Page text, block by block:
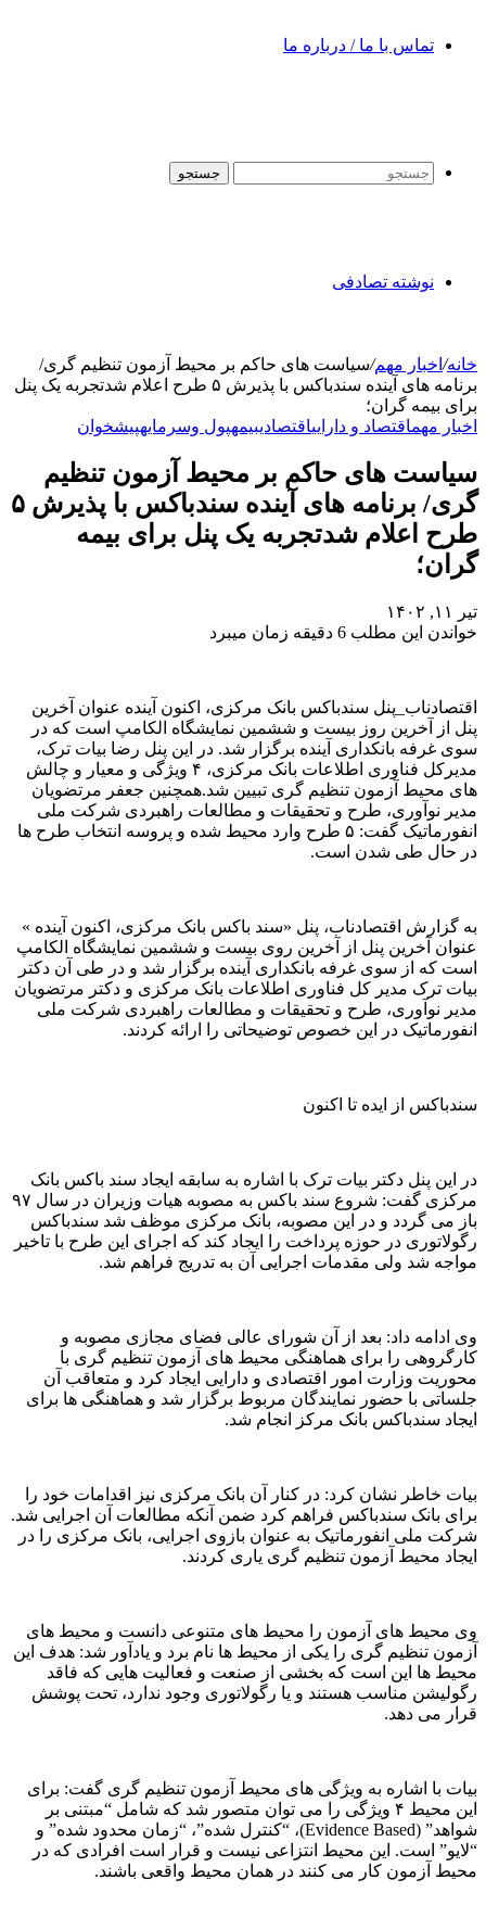
تماس با ما / درباره ما
جستجو
نوشته تصادفی
خانه/ اخبار مهم/سیاست های حاکم بر محیط آزمون تنظیم گری/
برنامه های آینده سندباکس با پذیرش ۵ طرح اعلام شدتجربه یک پنل
برای بیمه گران؛
اخبار مهماقتصاد و داراییاقتصادیبیمهپول وسرمایهپیشخوان
سیاست های حاکم بر محیط آزمون تنظیم
گری/ برنامه های آینده سندباکس با پذیرش ۵
طرح اعلام شدتجربه یک پنل برای بیمه
گران؛
تیر ۱۱, ۱۴۰۲
خواندن این مطلب 6 دقیقه زمان میبرد
اقتصادناب_پنل سندباکس بانک مرکزی، اکنون آینده عنوان آخرین
پنل از آخرین روز بیست و ششمین نمایشگاه الکامپ است که در
سوی غرفه بانکداری آینده برگزار شد. در این پنل رضا بیات ترک،
مدیرکل فناوری اطلاعات بانک مرکزی، ۴ ویژگی و معیار و چالش
های محیط آزمون تنظیم گری تبیین شد.همچنین جعفر مرتضویان
مدیر نوآوری، طرح و تحقیقات و مطالعات راهبردی شرکت ملی
انفورماتیک گفت: ۵ طرح وارد محیط شده و پروسه انتخاب طرح ها
در حال طی شدن است.
به گزارش اقتصادناب، پنل «سند باکس بانک مرکزی، اکنون آینده »
عنوان آخرین پنل از آخرین روی بیست و ششمین نمایشگاه الکامپ
است که از سوی غرفه بانکداری آینده برگزار شد و در طی آن دکتر
بیات ترک مدیر کل فناوری اطلاعات بانک مرکزی و دکتر مرتضویان
مدیر نوآوری، طرح و تحقیقات و مطالعات راهبردی شرکت ملی
انفورماتیک در این خصوص توضیحاتی را ارائه کردند.
سندباکس از ایده تا اکنون
در این پنل دکتر بیات ترک با اشاره به سابقه ایجاد سند باکس بانک
مرکزی گفت: شروع سند باکس به مصوبه هیات وزیران در سال ۹۷
باز می گردد و در این مصوبه، بانک مرکزی موظف شد سندباکس
رگولاتوری در حوزه پرداخت را ایجاد کند که اجرای این طرح با تاخیر
مواجه شد ولی مقدمات اجرایی آن به تدریج فراهم شد.
وی ادامه داد: بعد از آن شورای عالی فضای مجازی مصوبه و
کارگروهی را برای هماهنگی محیط های آزمون تنظیم گری با
محوریت وزارت امور اقتصادی و دارایی ایجاد کرد و متعاقب آن
جلساتی با حضور نمایندگان مربوط برگزار شد و هماهنگی ها برای
ایجاد سندباکس بانک مرکز انجام شد.
بیات خاطر نشان کرد: در کنار آن بانک مرکزی نیز اقدامات خود را
برای بانک سندباکس فراهم کرد ضمن آنکه مطالعات آن اجرایی شد.
شرکت ملی انفورماتیک به عنوان بازوی اجرایی، بانک مرکزی را در
ایجاد محیط آزمون تنظیم گری یاری کردند.
وی محیط های آزمون را محیط های متنوعی دانست و محیط های
آزمون تنظیم گری را یکی از محیط ها نام برد و یادآور شد: هدف این
محیط ها این است که بخشی از صنعت و فعالیت هایی که فاقد
رگولیشن مناسب هستند و یا رگولاتوری وجود ندارد، تحت پوشش
قرار می دهد.
بیات با اشاره به ویژگی های محیط آزمون تنظیم گری گفت: برای
این محیط ۴ ویژگی را می توان متصور شد که شامل “مبتنی بر
شواهد” (Evidence Based)، “کنترل شده”، “زمان محدود شده” و
“لایو” است. این محیط انتزاعی نیست و قرار است افرادی که در
محیط آزمون کار می کنند در همان محیط واقعی باشند.